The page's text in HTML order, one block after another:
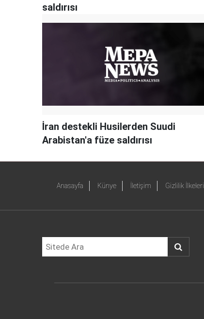
saldırısı
İran destekli Husilerden Suudi
Arabistan'a füze saldırısı
Anasayfa Künye İletişim Gizlilik İlkeleri